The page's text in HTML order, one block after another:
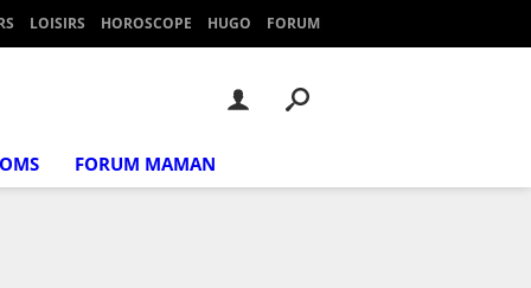
LOISIRS HOROSCOPE HUGO FORUM
FORUM MAMAN